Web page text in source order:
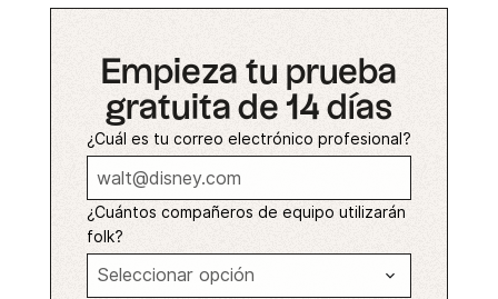
Empieza tu prueba
gratuita de 14 días
¿Cuál es tu correo electrónico profesional?
¿Cuántos compañeros de equipo utilizarán
folk?